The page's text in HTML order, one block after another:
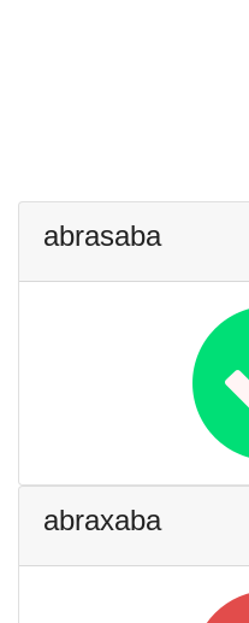
abrasaba
abraxaba